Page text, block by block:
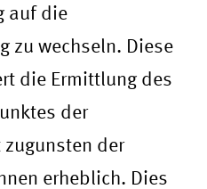
auf die
zu wechseln. Diese
die Ermittlung des
der
der
erheblich. Dies